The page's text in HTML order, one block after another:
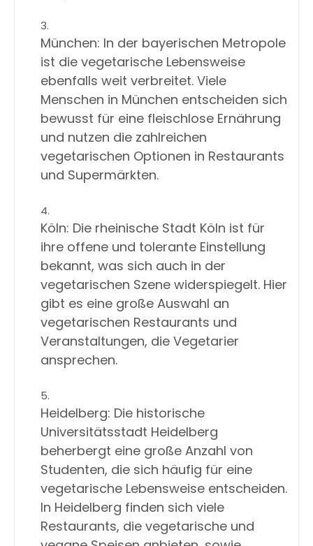
München: In der bayerischen Metropole
ist die vegetarische Lebensweise
ebenfalls weit verbreitet. Viele
Menschen in München entscheiden sich
bewusst für eine fleischlose Ernährung
und nutzen die zahlreichen
vegetarischen Optionen in Restaurants
und Supermärkten.
Köln: Die rheinische Stadt Köln ist für
ihre offene und tolerante Einstellung
bekannt, was sich auch in der
vegetarischen Szene widerspiegelt. Hier
gibt es eine große Auswahl an
vegetarischen Restaurants und
Veranstaltungen, die Vegetarier
ansprechen.
Heidelberg: Die historische
Universitätsstadt Heidelberg
beherbergt eine große Anzahl von
Studenten, die sich häufig für eine
vegetarische Lebensweise entscheiden.
In Heidelberg finden sich viele
Restaurants, die vegetarische und